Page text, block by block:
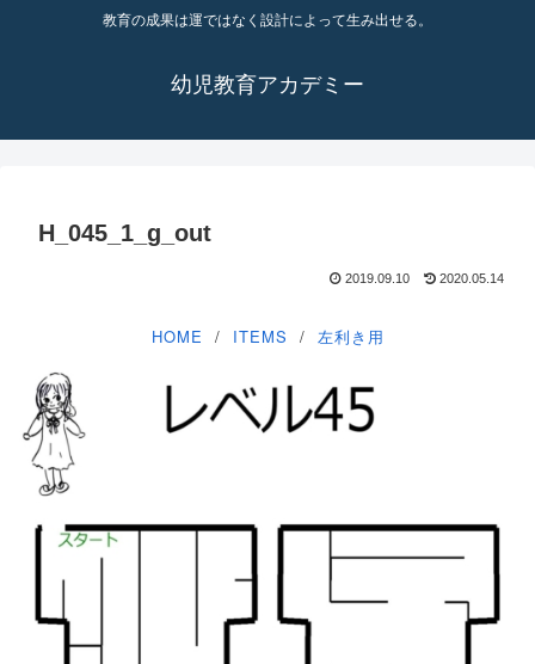
教育の成果は運ではなく設計によって生み出せる。
幼児教育アカデミー
H_045_1_g_out
2019.09.10 2020.05.14
HOME ITEMS 左利き用